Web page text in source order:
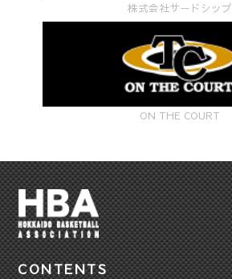
株式会社サードシップ
ON THE COURT
CONTENTS